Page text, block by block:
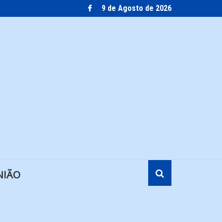
9 de Agosto de 2026